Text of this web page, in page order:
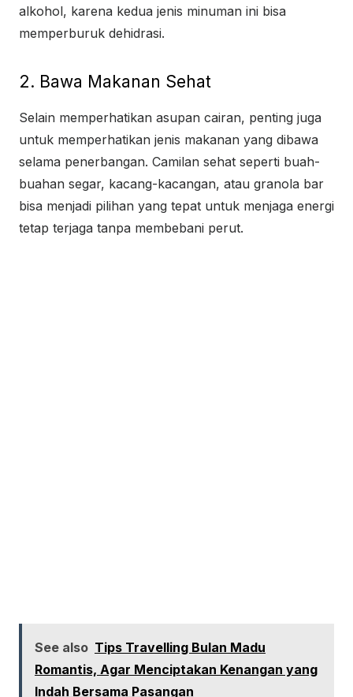
alkohol, karena kedua jenis minuman ini bisa
memperburuk dehidrasi.
2. Bawa Makanan Sehat
Selain memperhatikan asupan cairan, penting juga
untuk memperhatikan jenis makanan yang dibawa
selama penerbangan. Camilan sehat seperti buah-
buahan segar, kacang-kacangan, atau granola bar
bisa menjadi pilihan yang tepat untuk menjaga energi
tetap terjaga tanpa membebani perut.
See also Tips Travelling Bulan Madu
Romantis, Agar Menciptakan Kenangan yang
Indah Bersama Pasangan